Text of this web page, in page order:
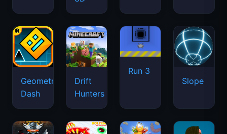
Geometry
Dash
Drift
Hunters
Run 3
Slope